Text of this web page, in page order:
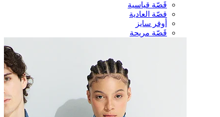
قَصّة قياسية
قصّة العادية
أوفر سايز
قَصّة مريحة